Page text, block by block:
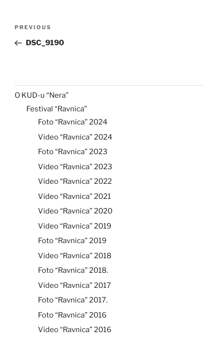
Previous
Post
PREVIOUS
DSC_9190
O KUD-u “Nera”
Festival “Ravnica”
Foto “Ravnica” 2024
Video “Ravnica” 2024
Foto “Ravnica” 2023
Video “Ravnica” 2023
Video “Ravnica” 2022
Video “Ravnica” 2021
Video “Ravnica” 2020
Video “Ravnica” 2019
Foto “Ravnica” 2019
Video “Ravnica” 2018
Foto “Ravnica” 2018.
Video “Ravnica” 2017
Foto “Ravnica” 2017.
Foto “Ravnica” 2016
Video “Ravnica” 2016